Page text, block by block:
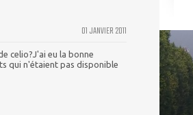
01 JANVIER 2011
celio?J'ai eu la bonne
qui n'étaient pas disponible